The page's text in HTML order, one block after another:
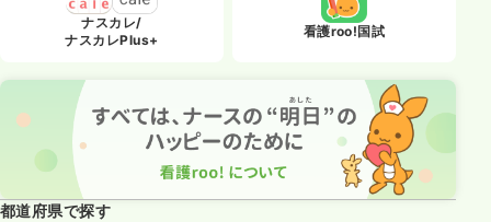
ナスカレ/
ナスカレPlus+
看護roo!国試
都道府県で探す